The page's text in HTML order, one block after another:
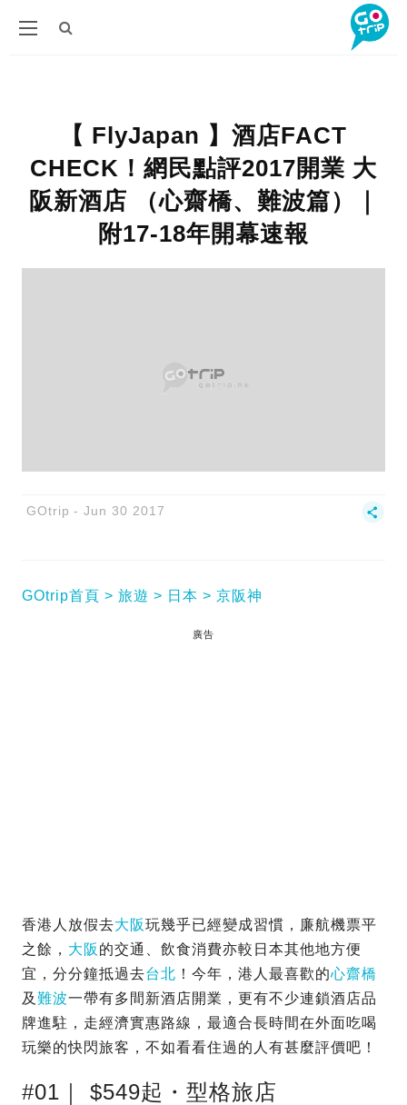
【 FlyJapan 】酒店FACT
CHECK！網民點評2017開業 大
阪新酒店 （心齋橋、難波篇）｜
附17-18年開幕速報
GOtrip Jun 30 2017
GOtrip首頁 旅遊 日本 京阪神
廣告
香港人放假去大阪玩幾乎已經變成習慣，廉航機票平
之餘， 大阪 的交通、飲食消費亦較日本其他地方便
宜，分分鐘抵過去台北 ！今年，港人最喜歡的心齋橋
及 難波一帶有多間新酒店開業，更有不少連鎖酒店品
牌進駐，走經濟實惠路線，最適合長時間在外面吃喝
玩樂的快閃旅客，不如看看住過的人有甚麼評價吧！
#01｜ $549起・型格旅店